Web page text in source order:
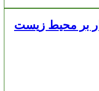
ابتکار بر محیط‌ زیست